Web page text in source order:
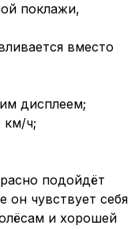
поклажи,
вместо
дисплеем;
км/ч;
подойдёт
он чувствует себя
и хорошей